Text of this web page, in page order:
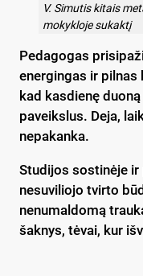
V. Simutis kitais
mokykloje sukaktį
Pedagogas
energingas ir pilnas
kad kasdienę
paveikslus. Deja,
nepakanka.
Studijos sostinėje
nesuviliojo tvirto
nenumaldomą
šaknys, tėvai, kur